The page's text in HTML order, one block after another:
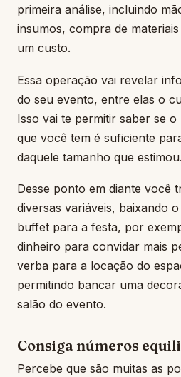
primeira análise, incluindo
insumos, compra de
um custo.
Essa operação vai revelar
do seu evento, entre elas o
Isso vai te permitir saber se
que você tem é suficiente
daquele tamanho que estimou.
Desse ponto em diante você
diversas variáveis, baixando
buffet para a festa, por
dinheiro para convidar mais
verba para a locação do
permitindo bancar uma
salão do evento.
Consiga números
Percebe que são muitas as